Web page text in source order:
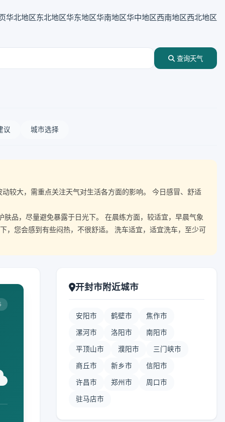
华北地区东北地区华东地区华南地区华中地区西南地区西北地区
查询天气
议 城市选择
大，需重点关注天气对生活各方面的影响。 今日感冒、舒适
品，尽量避免暴露于日光下。 在晨练方面，较适宜，早晨气象
，您会感到有些闷热，不很舒适。 洗车适宜，适宜洗车，至少可
开封市附近城市
安阳市 鹤壁市 焦作市
漯河市 洛阳市 南阳市
平顶山市 濮阳市 三门峡市
商丘市 新乡市 信阳市
许昌市 郑州市 周口市
驻马店市